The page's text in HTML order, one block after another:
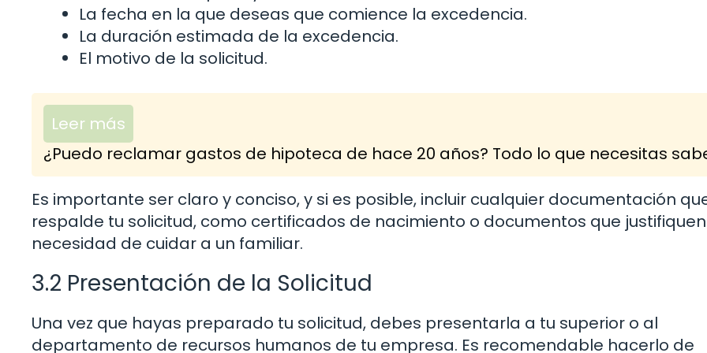
La fecha en la que deseas que comience la excedencia.
La duración estimada de la excedencia.
El motivo de la solicitud.
Leer más
¿Puedo reclamar gastos de hipoteca de hace 20 años? Todo lo que necesitas
Es importante ser claro y conciso, y si es posible, incluir cualquier documentación
respalde tu solicitud, como certificados de nacimiento o documentos que
necesidad de cuidar a un familiar.
3.2 Presentación de la Solicitud
Una vez que hayas preparado tu solicitud, debes presentarla a tu superior o al
departamento de recursos humanos de tu empresa. Es recomendable hacerlo de